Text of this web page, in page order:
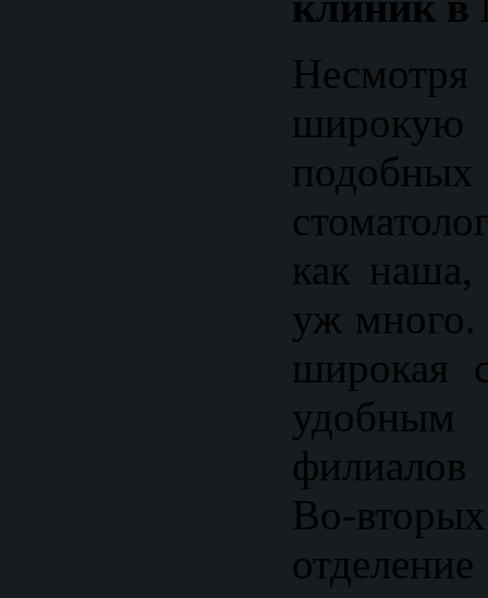
подобных
как
уж много.
широкая
удобным
Во-